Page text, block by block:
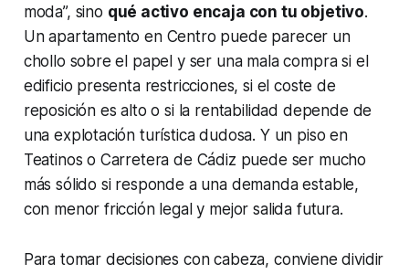
moda”, sino qué activo encaja con tu objetivo.
Un apartamento en Centro puede parecer un
chollo sobre el papel y ser una mala compra si el
edificio presenta restricciones, si el coste de
reposición es alto o si la rentabilidad depende de
una explotación turística dudosa. Y un piso en
Teatinos o Carretera de Cádiz puede ser mucho
más sólido si responde a una demanda estable,
con menor fricción legal y mejor salida futura.
Para tomar decisiones con cabeza, conviene dividir